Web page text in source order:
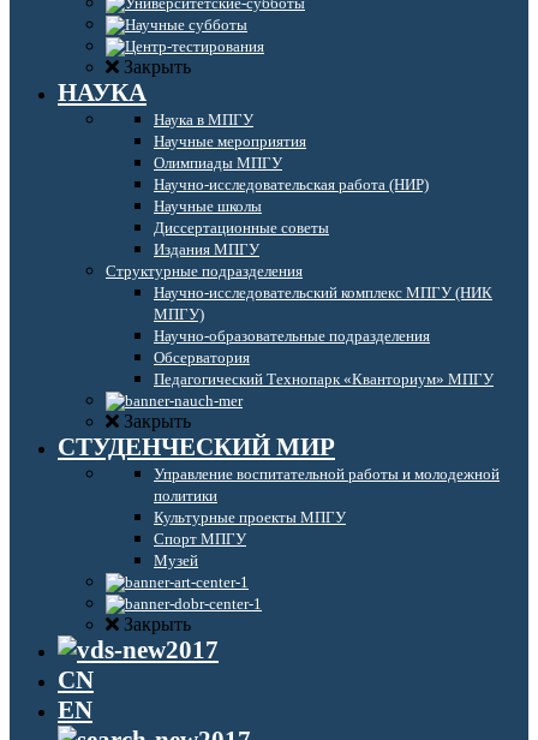
Закрыть
НАУКА
Наука в МПГУ
Научные мероприятия
Олимпиады МПГУ
Научно-исследовательская работа (НИР)
Научные школы
Диссертационные советы
Издания МПГУ
Структурные подразделения
Научно-исследовательский комплекс МПГУ (НИК
МПГУ)
Научно-образовательные подразделения
Обсерватория
Педагогический Технопарк «Кванториум» МПГУ
Закрыть
СТУДЕНЧЕСКИЙ МИР
Управление воспитательной работы и молодежной
политики
Культурные проекты МПГУ
Спорт МПГУ
Музей
Закрыть
CN
EN